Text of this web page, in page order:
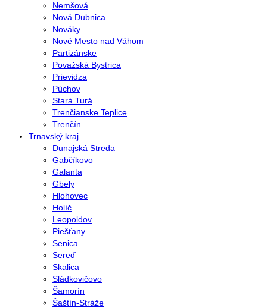
Nemšová
Nová Dubnica
Nováky
Nové Mesto nad Váhom
Partizánske
Považská Bystrica
Prievidza
Púchov
Stará Turá
Trenčianske Teplice
Trenčín
Trnavský kraj
Dunajská Streda
Gabčíkovo
Galanta
Gbely
Hlohovec
Holíč
Leopoldov
Piešťany
Senica
Sereď
Skalica
Sládkovičovo
Šamorín
Šaštín-Stráže